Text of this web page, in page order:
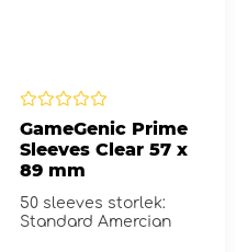
GameGenic Prime
Sleeves Clear 57 x
89 mm
50 sleeves storlek:
Standard Amercian